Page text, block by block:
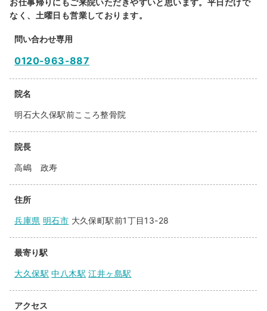
なく、土曜日も営業しております。
問い合わせ専用
0120-963-887
院名
明石大久保駅前こころ整骨院
院長
高嶋 政寿
住所
兵庫県 明石市 大久保町駅前1丁目13-28
最寄り駅
大久保駅 中八木駅 江井ヶ島駅
アクセス